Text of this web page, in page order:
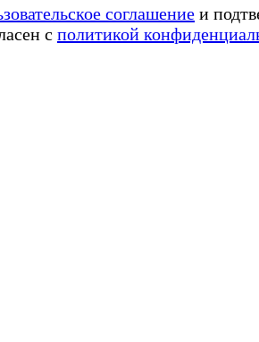
соглашение и
с политикой